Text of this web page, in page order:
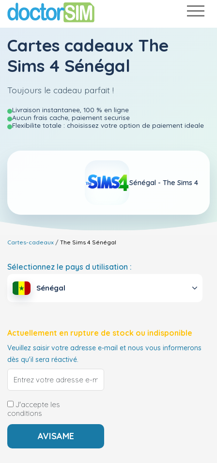
Cartes cadeaux The
Sims 4 Sénégal
Toujours le cadeau parfait !
Livraison instantanee, 100 % en ligne
Aucun frais cache, paiement securise
Flexibilite totale : choisissez votre option de paiement ideale
Sénégal - The Sims 4
Cartes-cadeaux The Sims 4 Sénégal
Sélectionnez le pays d utilisation :
Sénégal
Actuellement en rupture de stock ou indisponible
Veuillez saisir votre adresse e-mail et nous vous informerons
dès qu'il sera réactivé.
J'accepte les
conditions